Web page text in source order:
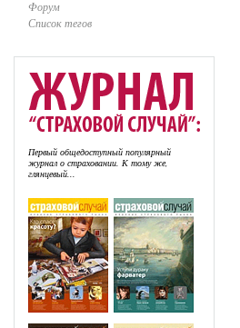
Форум
Список тегов
Первый общедоступный популярный
журнал о страховании. К тому же,
глянцевый...